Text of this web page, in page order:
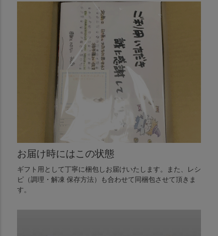
お届け時にはこの状態
ギフト用として丁寧に梱包しお届けいたします。また、レシ
ピ（調理・解凍 保存方法）も合わせて同梱包させて頂きま
す。